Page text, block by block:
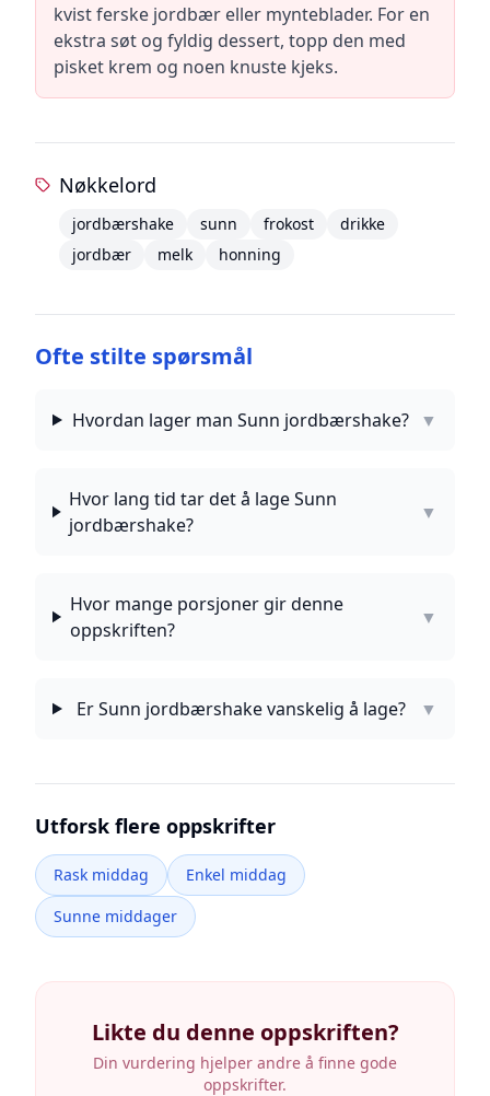
kvist ferske jordbær eller mynteblader. For en
ekstra søt og fyldig dessert, topp den med
pisket krem og noen knuste kjeks.
Nøkkelord
jordbærshake sunn frokost
drikke
jordbær
melk honning
Ofte stilte spørsmål
Hvordan lager man Sunn jordbærshake? ▼
Hvor lang tid tar det å lage Sunn
jordbærshake?
▼
Hvor mange porsjoner gir denne
oppskriften?
▼
Er Sunn jordbærshake vanskelig å lage? ▼
Utforsk flere oppskrifter
Rask middag
Enkel middag
Sunne middager
Likte du denne oppskriften?
Din vurdering hjelper andre å finne gode
oppskrifter.